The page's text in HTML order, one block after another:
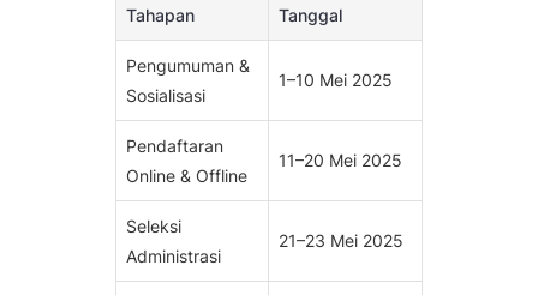
Tahapan Tanggal
Pengumuman &
Sosialisasi
1–10 Mei 2025
Pendaftaran
Online & Offline
11–20 Mei 2025
Seleksi
Administrasi
21–23 Mei 2025